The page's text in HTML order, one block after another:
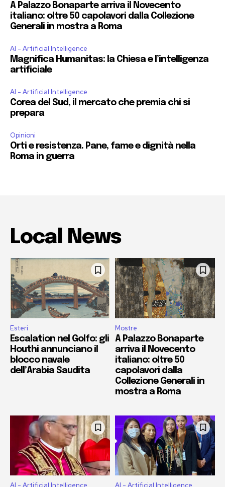
A Palazzo Bonaparte arriva il Novecento
italiano: oltre 50 capolavori dalla Collezione
Generali in mostra a Roma
AI - Artificial Intelligence
Magnifica Humanitas: la Chiesa e l’intelligenza
artificiale
AI - Artificial Intelligence
Corea del Sud, il mercato che premia chi si
prepara
Opinioni
Orti e resistenza. Pane, fame e dignità nella
Roma in guerra
Local News
Esteri
Escalation nel Golfo: gli
Houthi annunciano il
blocco navale
dell’Arabia Saudita
Mostre
A Palazzo Bonaparte
arriva il Novecento
italiano: oltre 50
capolavori dalla
Collezione Generali in
mostra a Roma
AI - Artificial Intelligence AI - Artificial Intelligence